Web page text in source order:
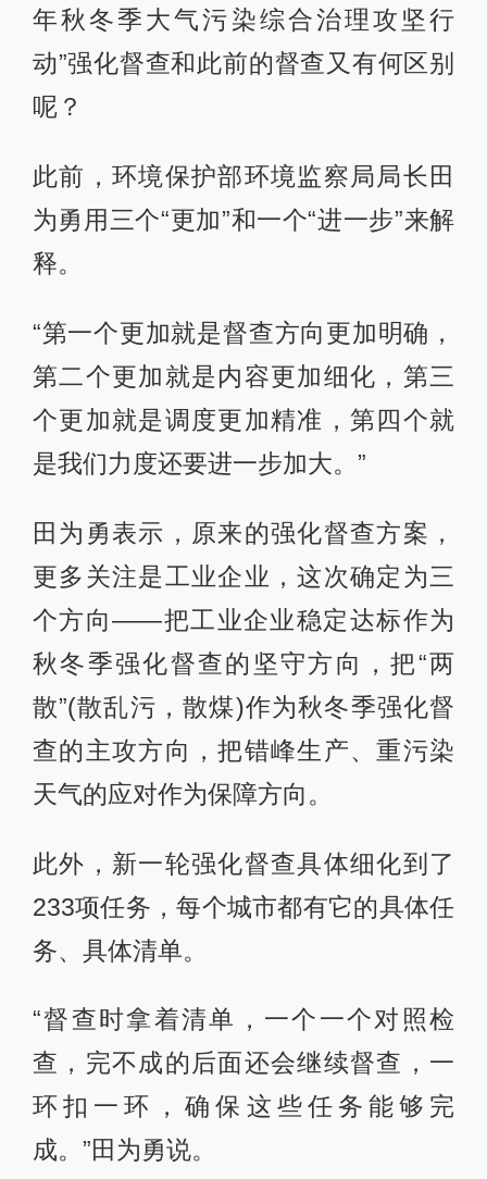
年秋冬季大气污染综合治理攻坚行
动”强化督查和此前的督查又有何区别
呢？
此前，环境保护部环境监察局局长田
为勇用三个“更加”和一个“进一步”来解
释。
“第一个更加就是督查方向更加明确，
第二个更加就是内容更加细化，第三
个更加就是调度更加精准，第四个就
是我们力度还要进一步加大。”
田为勇表示，原来的强化督查方案，
更多关注是工业企业，这次确定为三
个方向——把工业企业稳定达标作为
秋冬季强化督查的坚守方向，把“两
散”(散乱污，散煤)作为秋冬季强化督
查的主攻方向，把错峰生产、重污染
天气的应对作为保障方向。
此外，新一轮强化督查具体细化到了
233项任务，每个城市都有它的具体任
务、具体清单。
“督查时拿着清单，一个一个对照检
查，完不成的后面还会继续督查，一
环扣一环，确保这些任务能够完
成。”田为勇说。